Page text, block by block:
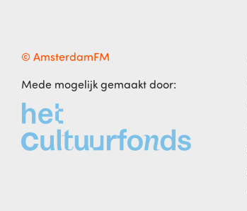
© AmsterdamFM
Mede mogelijk gemaakt door: